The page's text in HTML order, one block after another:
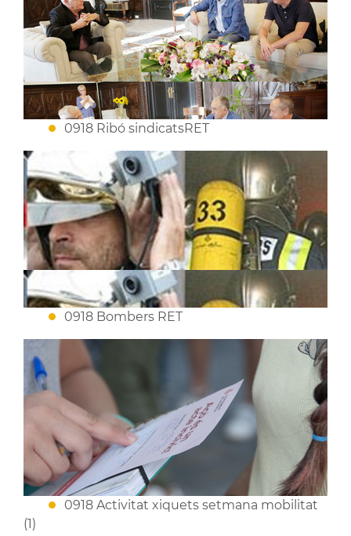
0918 Ribó sindicatsRET
0918 Bombers RET
0918 Activitat xiquets setmana mobilitat
(1)